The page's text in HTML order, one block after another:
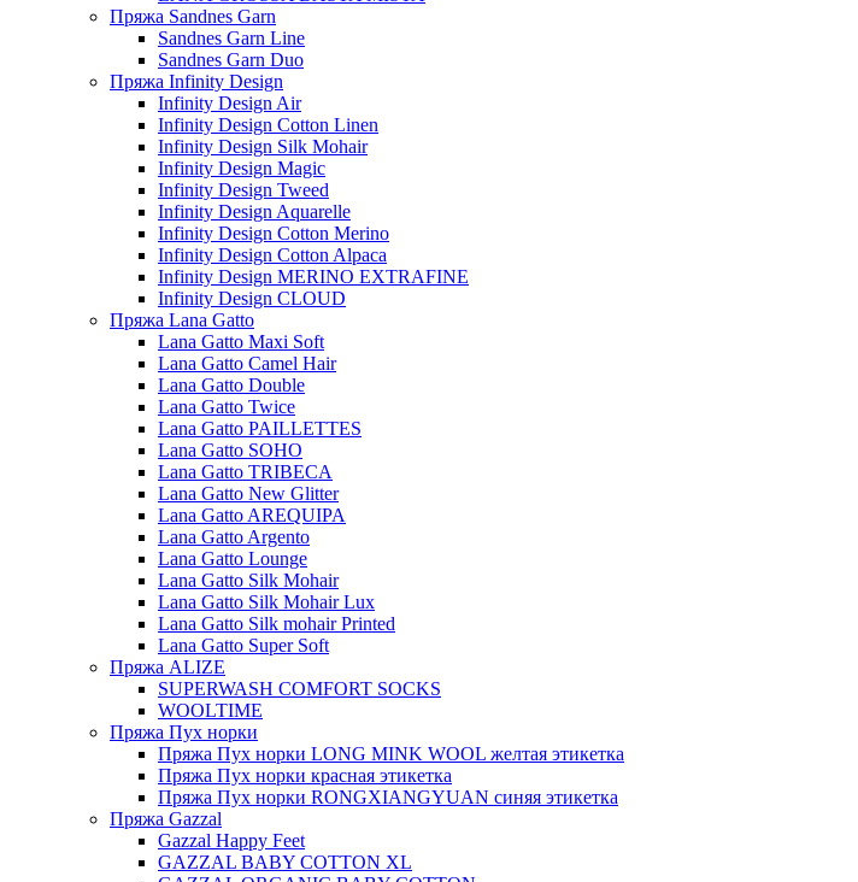
Пряжа Sandnes Garn
Sandnes Garn Line
Sandnes Garn Duo
Пряжа Infinity Design
Infinity Design Air
Infinity Design Cotton Linen
Infinity Design Silk Mohair
Infinity Design Magic
Infinity Design Tweed
Infinity Design Aquarelle
Infinity Design Cotton Merino
Infinity Design Cotton Alpaca
Infinity Design MERINO EXTRAFINE
Infinity Design CLOUD
Пряжа Lana Gatto
Lana Gatto Maxi Soft
Lana Gatto Camel Hair
Lana Gatto Double
Lana Gatto Twice
Lana Gatto PAILLETTES
Lana Gatto SOHO
Lana Gatto TRIBECA
Lana Gatto New Glitter
Lana Gatto AREQUIPA
Lana Gatto Argento
Lana Gatto Lounge
Lana Gatto Silk Mohair
Lana Gatto Silk Mohair Lux
Lana Gatto Silk mohair Printed
Lana Gatto Super Soft
Пряжа ALIZE
SUPERWASH COMFORT SOCKS
WOOLTIME
Пряжа Пух норки
Пряжа Пух норки LONG MINK WOOL желтая этикетка
Пряжа Пух норки красная этикетка
Пряжа Пух норки RONGXIANGYUAN синяя этикетка
Пряжа Gazzal
Gazzal Happy Feet
GAZZAL BABY COTTON XL